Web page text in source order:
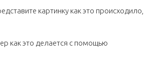
картинку как это происходило,
как это делается с помощью